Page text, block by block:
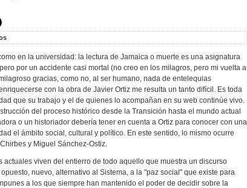
en la universidad: la lectura de Jamaica o muerte es una asignatura
por un accidente casi mortal (no creo en los milagros, pero mi vuelta a
gracias, como no, al ser humano, nada de entelequias
con la obra de Javier Ortiz me resulta un tanto difícil. Es toda
que su trabajo y el de quienes lo acompañan en su web continúe vivo.
del proceso histórico desde la Transición hasta el mundo actual
o un historiador debería tener en cuenta a Ortiz para conocer con una
el ámbito social, cultural y político. En este sentido, lo mismo ocurre
y Miguel Sánchez-Ostiz.
actuales viven del entierro de todo aquello que muestra un discurso
nuevo, alternativo al Sistema, a la "paz social" que existe para
a los que siempre han mantenido el poder de decidir sobre la